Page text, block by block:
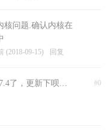
核问题.确认内核在
(2018-09-15) 回复
#0
了，更新下呗…